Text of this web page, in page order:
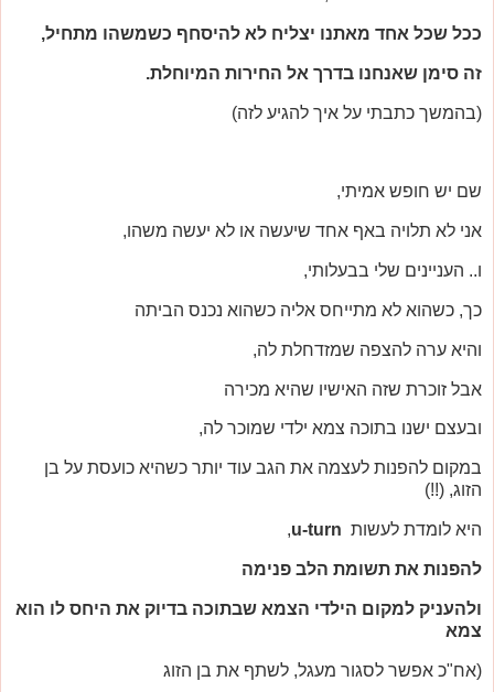
ככל שכל אחד מאתנו יצליח לא להיסחף כשמשהו מתחיל,
זה סימן שאנחנו בדרך אל החירות המיוחלת.
(בהמשך כתבתי על איך להגיע לזה)
שם יש חופש אמיתי,
אני לא תלויה באף אחד שיעשה או לא יעשה משהו,
ו.. העניינים שלי בבעלותי,
כך, כשהוא לא מתייחס אליה כשהוא נכנס הביתה
והיא ערה להצפה שמזדחלת לה,
אבל זוכרת שזה האישיו שהיא מכירה
ובעצם ישנו בתוכה צמא ילדי שמוכר לה,
במקום להפנות לעצמה את הגב עוד יותר כשהיא כועסת על בן
הזוג, (!!)
היא לומדת לעשות u-turn
,
להפנות את תשומת הלב פנימה
ולהעניק למקום הילדי הצמא שבתוכה בדיוק את היחס לו הוא
צמא
(אח"כ אפשר לסגור מעגל, לשתף את בן הזוג